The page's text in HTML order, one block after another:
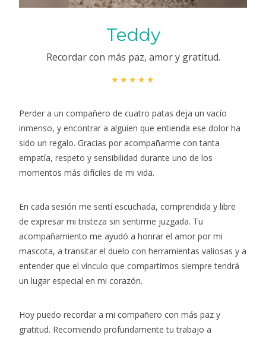
Teddy
Recordar con más paz, amor y gratitud.
★★★★★
Perder a un compañero de cuatro patas deja un vacío
inmenso, y encontrar a alguien que entienda ese dolor ha
sido un regalo. Gracias por acompañarme con tanta
empatía, respeto y sensibilidad durante uno de los
momentos más difíciles de mi vida.
En cada sesión me sentí escuchada, comprendida y libre
de expresar mi tristeza sin sentirme juzgada. Tu
acompañamiento me ayudó a honrar el amor por mi
mascota, a transitar el duelo con herramientas valiosas y a
entender que el vínculo que compartimos siempre tendrá
un lugar especial en mi corazón.
Hoy puedo recordar a mi compañero con más paz y
gratitud. Recomiendo profundamente tu trabajo a